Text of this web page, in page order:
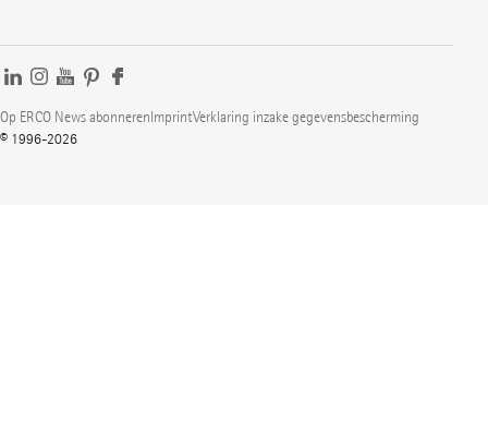
Op ERCO News abonnerenImprintVerklaring inzake gegevensbescherming
© 1996-2026